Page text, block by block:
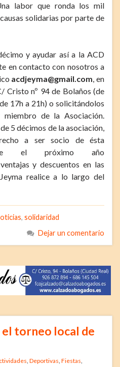
labor que ronda los mil
solidarias por parte de
y ayudar así a la ACD
en contacto con nosotros a
acdjeyma@gmail.com, en
Cristo nº 94 de Bolaños (de
17h a 21h) o solicitándolos
miembro de la Asociación.
5 décimos de la asociación,
a ser socio de ésta
el próximo año
y descuentos en las
realice a lo largo del
, solidaridad
Dejar un comentario
torneo local de
Deportivas Fiestas